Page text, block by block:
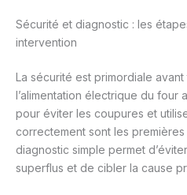
Sécurité et diagnostic : les
intervention
La sécurité est primordiale
l’alimentation électrique du four
pour éviter les coupures et
correctement sont les
diagnostic simple permet
superflus et de cibler la cause